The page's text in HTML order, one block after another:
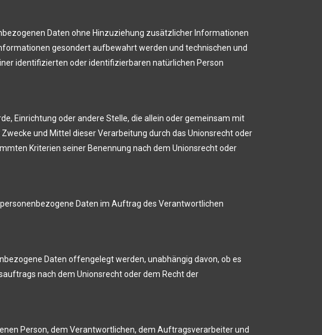
Daten ohne Hinzuziehung zusätzlicher Informationen
gesondert aufbewahrt werden und technischen und
identifizierten oder identifizierbaren natürlichen Person
Einrichtung oder andere Stelle, die allein oder gemeinsam mit
und Mittel dieser Verarbeitung durch das Unionsrecht oder
Kriterien seiner Benennung nach dem Unionsrecht oder
Daten im Auftrag des Verantwortlichen
Daten offengelegt werden, unabhängig davon, ob es
nach dem Unionsrecht oder dem Recht der
Person, dem Verantwortlichen, dem Auftragsverarbeiter und